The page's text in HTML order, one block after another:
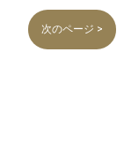
次のページ >